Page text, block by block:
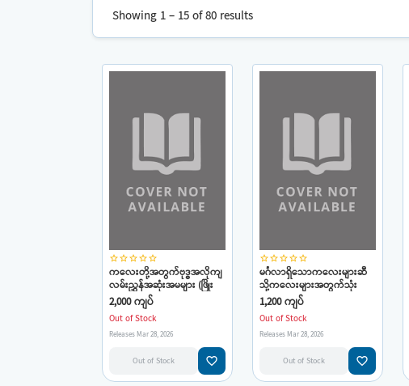
Showing 1 – 15 of 80 results
star_borderstar_borderstar_borderstar_borderstar_border
ကလေးတို့အတွက်ဗုဒ္ဓအလိုကျ
လမ်းညွှန်အဆုံးအမများ (ဖြိုး
သာရ)
2,000 ကျပ်
Out of Stock
Releases Mar 28, 2026
Out of Stock favorite_border
star_borderstar_borderstar_borderstar_borderstar_border
မင်္ဂလာရှိသောကလေးများဆီ
သို့ကလေးများအတွက်သုံး
ဆယ့်ရှစ်ဖြာမင်္ဂလာ(ဖြိုးသာရ)
1,200 ကျပ်
Out of Stock
Releases Mar 28, 2026
Out of Stock favorite_border